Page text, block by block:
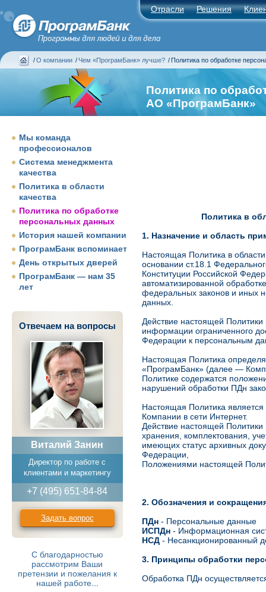
Отрасли Решения
/ О компании / Чем «ПрограмБанк» лучше? / Политика по обработке
Политика по
АО «ПрограмБанк»
Мы команда
профессионалов
Система менеджмента
качества
Политика в области
качества
Политика по обработке
персональных данных
История нашей компании
ПрограмБанк вспоминает
День открытых дверей
ПрограмБанк — нам 35
лет
Отвечаем на вопросы
Виталий Занин
Директор по работе с
клиентами и маркетингу
+7 (495) 651-84-84
Задать вопрос
С благодарностью
рассмотрим Ваши
претензии и пожелания к
нашей работе...
Политика в
1. Назначение и область
Настоящая Политика в
основании ст.18.1
Конституции Российской
автоматизированной
федеральных законов и иных
данных.
Действие настоящей
информации ограниченного
Федерации к персональным
Настоящая Политика
«ПрограмБанк» (далее —
Политике содержатся
нарушений обработки ПДн
Настоящая Политика
Компании в сети Интернет.
Действие настоящей
хранения, комплектования,
имеющих статус архивных
Федерации,
Положениями настоящей
2. Обозначения и
ПДн- Персональные данные
ИСПДн- Информационная
НСД- Несанкционированный
3. Принципы обработки
Обработка ПДн